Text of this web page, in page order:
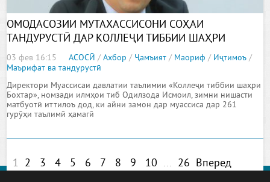
ОМОДАСОЗИИ МУТАХАССИСОНИ СОҲАИ
ТАНДУРУСТӢ ДАР КОЛЛЕҶИ ТИББИИ ШАҲРИ
БОХТАР
03 фев 16:15 АСОСӢ /Ахбор / Ҷамъият / Маориф / Иҷтимоъ /
Маърифат ва тандурустӣ
Директори Муассисаи давлатии таълимии «Коллеҷи тиббии шаҳри
Бохтар», номзади илмҳои тиб Одилзода Исмоил, зимни нишасти
матбуотӣ иттилоъ дод, ки айни замон дар муассиса дар 261
гурӯҳи таълимӣ ҳамагӣ
1 2 3 4 5 6 7 8 9 10 ... 26 Вперед